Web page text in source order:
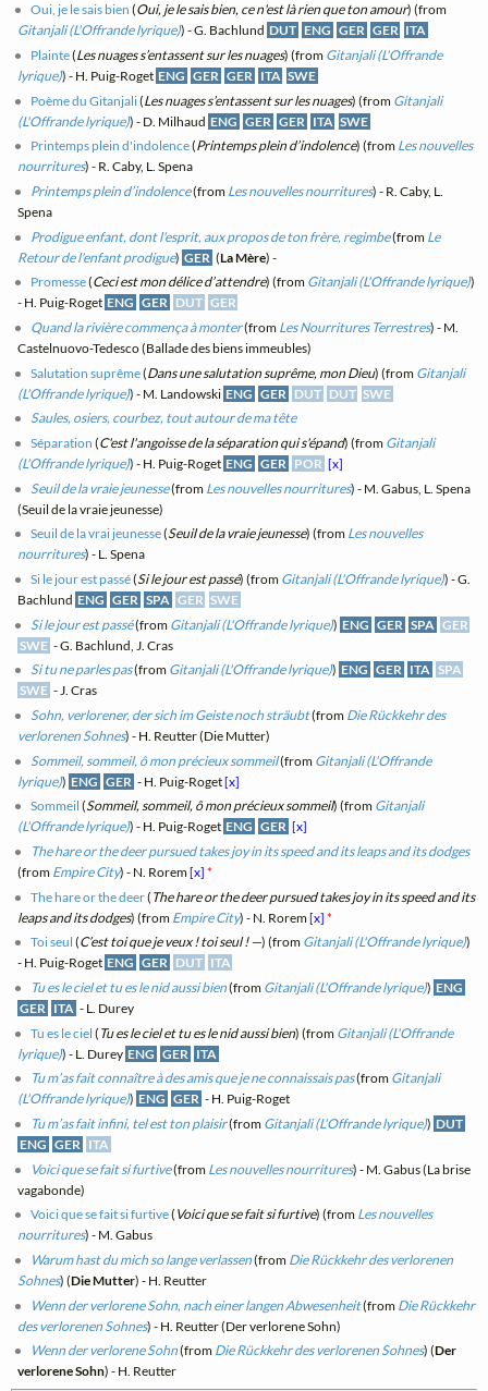
Oui, je le sais bien (Oui, je le sais bien, ce n'est là rien que ton amour) (from
Gitanjali (L'Offrande lyrique)) - G. Bachlund DUT ENG GER GER ITA
Plainte(Les nuages s’entassent sur les nuages) (from Gitanjali (L'Offrande
lyrique)) - H. Puig-Roget ENG GER GER ITA SWE
Poème du Gitanjali(Les nuages s’entassent sur les nuages) (from Gitanjali
(L'Offrande lyrique)) - D. Milhaud ENG GER GER ITA SWE
Printemps plein d'indolence(Printemps plein d’indolence) (from Les nouvelles
nourritures) - R. Caby, L. Spena
Printemps plein d’indolence(from Les nouvelles nourritures) - R. Caby, L.
Spena
Prodigue enfant, dont l'esprit, aux propos de ton frère, regimbe(from Le
Retour de l'enfant prodigue) GER (La Mère) -
Promesse(Ceci est mon délice d’attendre) (from Gitanjali (L'Offrande lyrique))
- H. Puig-Roget ENG GER DUT GER
Quand la rivière commença à monter(from Les Nourritures Terrestres) - M.
Castelnuovo-Tedesco (Ballade des biens immeubles)
Salutation suprême(Dans une salutation suprême, mon Dieu) (from Gitanjali
(L'Offrande lyrique)) - M. Landowski ENG GER DUT DUT SWE
Saules, osiers, courbez, tout autour de ma tête
Séparation (C'est l'angoisse de la séparation qui s'épand) (from Gitanjali
(L'Offrande lyrique)) - H. Puig-Roget ENG GER POR [x]
Seuil de la vraie jeunesse(from Les nouvelles nourritures) - M. Gabus, L. Spena
(Seuil de la vraie jeunesse)
Seuil de la vrai jeunesse(Seuil de la vraie jeunesse) (from Les nouvelles
nourritures) - L. Spena
Si le jour est passé(Si le jour est passé) (from Gitanjali (L'Offrande lyrique)) - G.
Bachlund ENG GER SPA GER SWE
Si le jour est passé(from Gitanjali (L'Offrande lyrique)) ENG GER SPA GER
SWE - G. Bachlund, J. Cras
Si tu ne parles pas(from Gitanjali (L'Offrande lyrique)) ENG GER ITA SPA
SWE - J. Cras
Sohn, verlorener, der sich im Geiste noch sträubt(from Die Rückkehr des
verlorenen Sohnes) - H. Reutter (Die Mutter)
Sommeil, sommeil, ô mon précieux sommeil(from Gitanjali (L'Offrande
lyrique)) ENG GER - H. Puig-Roget[x]
Sommeil (Sommeil, sommeil, ô mon précieux sommeil) (from Gitanjali
(L'Offrande lyrique)) - H. Puig-Roget ENG GER [x]
The hare or the deer pursued takes joy in its speed and its leaps and its dodges
(from Empire City) - N. Rorem[x] *
The hare or the deer( The hare or the deer pursued takes joy in its speed and its
leaps and its dodges) (from Empire City) - N. Rorem[x] *
Toi seul (C’est toi que je veux ! toi seul ! —) (from Gitanjali (L'Offrande lyrique))
- H. Puig-Roget ENG GER DUT ITA
Tu es le ciel et tu es le nid aussi bien(from Gitanjali (L'Offrande lyrique)) ENG
GER ITA - L. Durey
Tu es le ciel ( Tu es le ciel et tu es le nid aussi bien) (from Gitanjali (L'Offrande
lyrique)) - L. Durey ENG GER ITA
Tu m’as fait connaître à des amis que je ne connaissais pas(from Gitanjali
(L'Offrande lyrique)) ENG GER - H. Puig-Roget
Tu m’as fait infini, tel est ton plaisir(from Gitanjali (L'Offrande lyrique)) DUT
ENG GER ITA
Voici que se fait si furtive(from Les nouvelles nourritures) - M. Gabus (La brise
vagabonde)
Voici que se fait si furtive( Voici que se fait si furtive) (from Les nouvelles
nourritures) - M. Gabus
Warum hast du mich so lange verlassen(from Die Rückkehr des verlorenen
Sohnes) (Die Mutter) - H. Reutter
Wenn der verlorene Sohn, nach einer langen Abwesenheit(from Die Rückkehr
des verlorenen Sohnes) - H. Reutter (Der verlorene Sohn)
Wenn der verlorene Sohn(from Die Rückkehr des verlorenen Sohnes) (Der
verlorene Sohn) - H. Reutter